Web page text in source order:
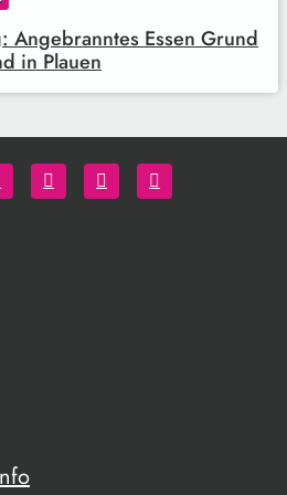
Angebranntes Essen Grund
in Plauen